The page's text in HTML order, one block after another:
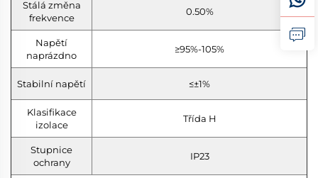
Stálá změna
frekvence
0.50%
Napětí
naprázdno
≥95%-105%
Stabilní napětí ≤±1%
Klasifikace
izolace
Třída H
Stupnice
ochrany
IP23